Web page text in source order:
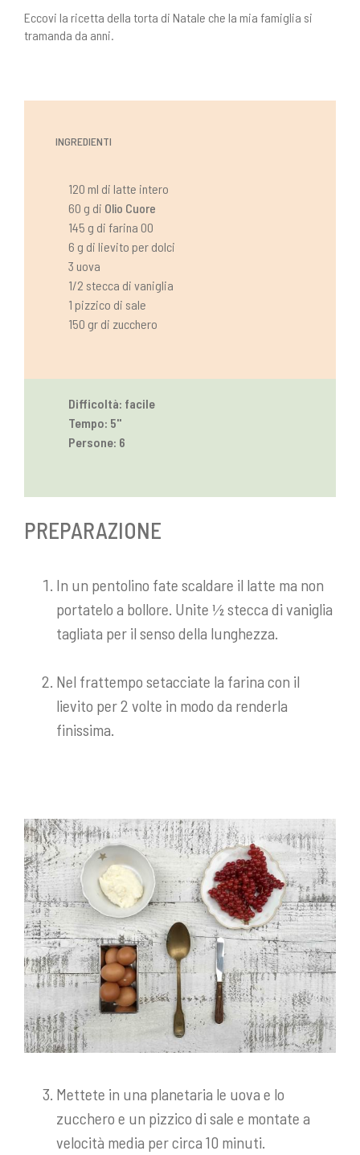
Eccovi la ricetta della torta di Natale che la mia famiglia si
tramanda da anni.
INGREDIENTI
120 ml di latte intero
60 g di Olio Cuore
145 g di farina 00
6 g di lievito per dolci
3 uova
1/2 stecca di vaniglia
1 pizzico di sale
150 gr di zucchero
Difficoltà: facile
Tempo: 5''
Persone: 6
PREPARAZIONE
In un pentolino fate scaldare il latte ma non
portatelo a bollore. Unite ½ stecca di vaniglia
tagliata per il senso della lunghezza.
Nel frattempo setacciate la farina con il
lievito per 2 volte in modo da renderla
finissima.
Mettete in una planetaria le uova e lo
zucchero e un pizzico di sale e montate a
velocità media per circa 10 minuti.